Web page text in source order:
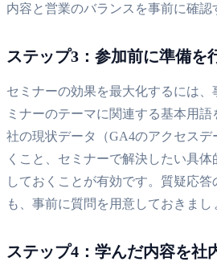
内容と営業のバランスを事前に確認
ステップ3：参加前に準備を
セミナーの効果を最大化するには
ミナーのテーマに関連する基本用
社の現状データ（GA4のアクセス
くこと、セミナーで解決したい具
しておくことが有効です。質疑応
も、事前に質問を用意しておきまし
ステップ4：学んだ内容を社